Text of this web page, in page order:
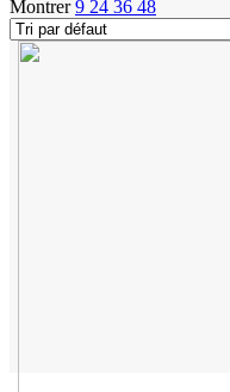
Montrer9 24 36 48